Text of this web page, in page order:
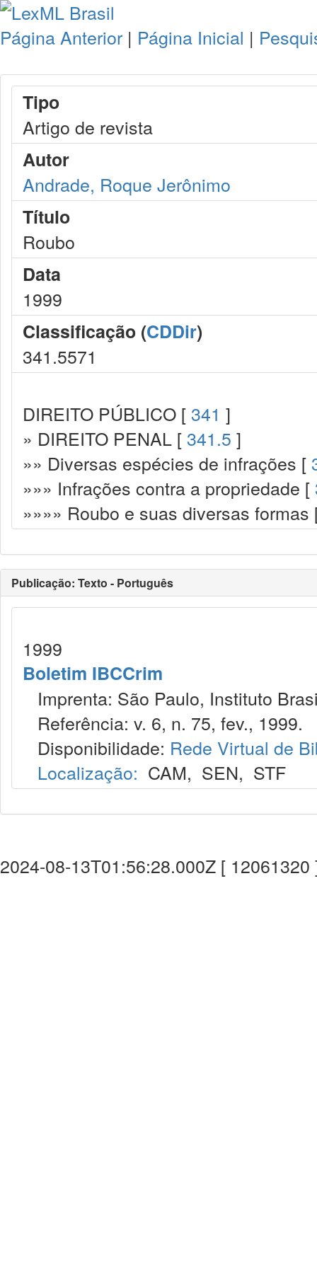
Página Anterior | Página Inicial |
Tipo
Artigo de revista
Autor
Andrade, Roque Jerônimo
Título
Roubo
Data
1999
Classificação (CDDir)
341.5571
DIREITO PÚBLICO [ 341 ]
» DIREITO PENAL [ 341.5 ]
»» Diversas espécies de infrações [
»»» Infrações contra a propriedade [
»»»» Roubo e suas diversas
Publicação: Texto - Português
1999
Boletim IBCCrim
Imprenta: São Paulo, Instituto
Referência: v. 6, n. 75, fev., 1999.
Disponibilidade: Rede Virtual de
Localização: CAM, SEN, STF
2024-08-13T01:56:28.000Z [ 12061320